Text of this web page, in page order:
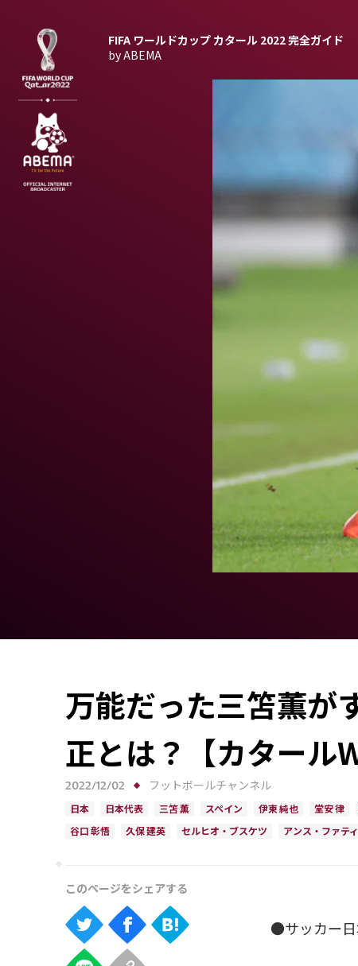
FIFA ワールドカップ カタール 2022完全ガイド
by ABEMA
万能だった三笘薫が
正とは？【カタール
2022/12/02 フットボールチャンネル
日本 日本代表 三笘 薫 スペイン 伊東 純也 堂安 律
谷口 彰悟 久保 建英 セルヒオ・ブスケツ アンス・ファティ
●サッカー日